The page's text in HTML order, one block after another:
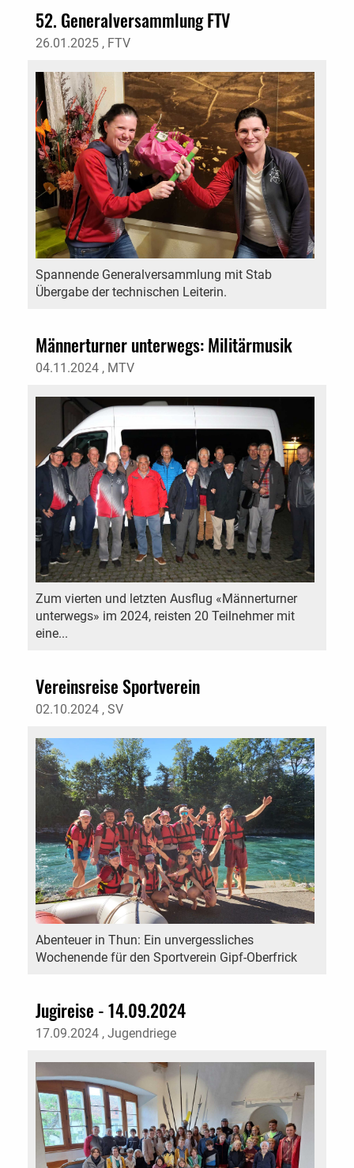
52. Generalversammlung FTV
26.01.2025 , FTV
Spannende Generalversammlung mit Stab
Übergabe der technischen Leiterin.
Männerturner unterwegs: Militärmusik
04.11.2024 , MTV
Zum vierten und letzten Ausflug «Männerturner
unterwegs» im 2024, reisten 20 Teilnehmer mit
eine...
Vereinsreise Sportverein
02.10.2024 , SV
Abenteuer in Thun: Ein unvergessliches
Wochenende für den Sportverein Gipf-Oberfrick
Jugireise - 14.09.2024
17.09.2024 , Jugendriege